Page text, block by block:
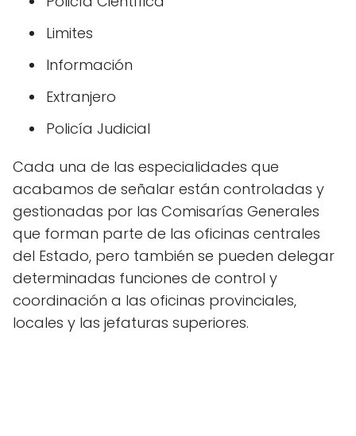
Limites
Información
Extranjero
Policía Judicial
Cada una de las especialidades que
acabamos de señalar están controladas y
gestionadas por las Comisarías Generales
que forman parte de las oficinas centrales
del Estado, pero también se pueden delegar
determinadas funciones de control y
coordinación a las oficinas provinciales,
locales y las jefaturas superiores.